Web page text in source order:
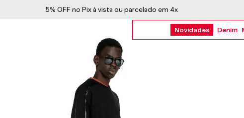
5% OFF no Pix à vista ou parcelado em 4x
Novidades Denim